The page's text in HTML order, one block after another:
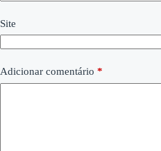
Site
Adicionar comentário *